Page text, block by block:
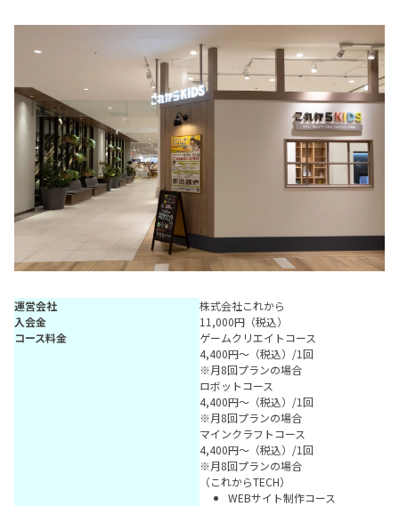
運営会社
株式会社これから
入会金
11,000円（税込）
コース料金
ゲームクリエイトコース
4,400円〜（税込）/1回
※月8回プランの場合
ロボットコース
4,400円〜（税込）/1回
※月8回プランの場合
マインクラフトコース
4,400円〜（税込）/1回
※月8回プランの場合
（これからTECH）
WEBサイト制作コース